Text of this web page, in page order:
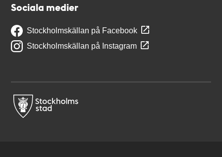
Sociala medier
Stockholmskällan på Facebook
Stockholmskällan på Instagram